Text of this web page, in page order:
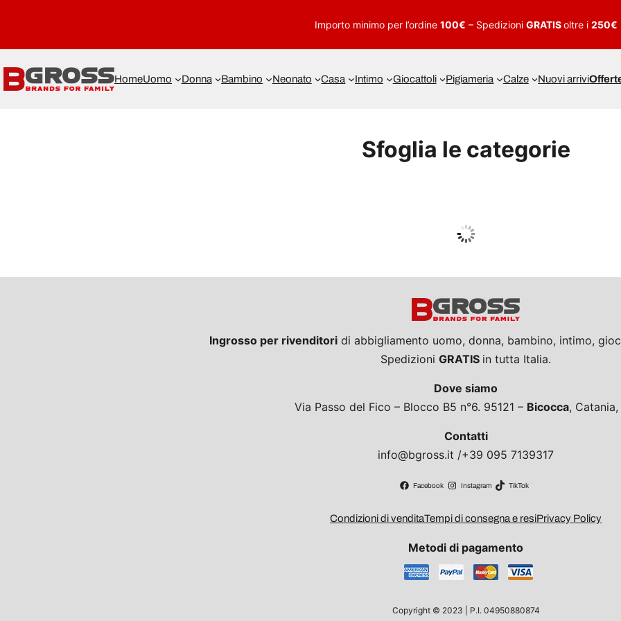
Importo minimo per l’ordine 100€ – Spedizioni GRATISoltre i 250€
HomeUomo Donna Bambino Neonato Casa Intimo Giocattoli Pigiameria Calze Nuovi arrivi
Sfoglia le categorie
Guarda tutto
Ingrosso per rivenditori di abbigliamento uomo, donna, bambino, intimo,
Spedizioni GRATIS in tutta Italia.
Dove siamo
Via Passo del Fico – Blocco B5 n°6. 95121 – Bicocca,
Contatti
info@bgross.it /+39 095 7139317
Facebook Instagram TikTok
Condizioni di venditaTempi di consegna e resiPrivacy Policy
Metodi di pagamento
Copyright © 2023 | P.I. 04950880874